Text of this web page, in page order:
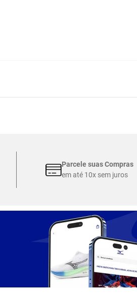
Parcele suas Compras
em até 10x sem juros